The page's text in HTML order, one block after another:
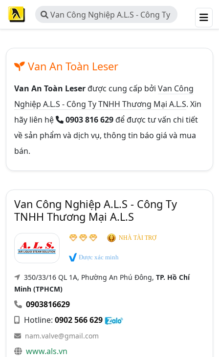
Van Công Nghiệp A.L.S - Công Ty
TNHH Thương Mại A.L.S
Van An Toàn Leser
Van An Toàn Leserđược cung cấp bởi Van Công
Nghiệp A.L.S - Công Ty TNHH Thương Mại A.L.S. Xin
hãy liên hệ
0903 816 629để được tư vấn chi tiết
về sản phẩm và dịch vụ, thông tin báo giá và mua
bán.
Van Công Nghiệp A.L.S - Công Ty
TNHH Thương Mại A.L.S
NHÀ TÀI TRỢ
Được xác minh
350/33/16 QL 1A, Phường An Phú Đông, TP. Hồ Chí
Minh (TPHCM)
0903816629
Hotline: 0902 566 629
nam.valve@gmail.com
www.als.vn